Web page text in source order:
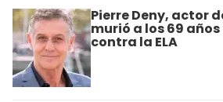
Pierre Deny, actor
murió a los 69
contra la ELA